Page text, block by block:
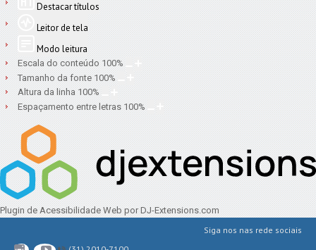
Destacar títulos
Leitor de tela
Modo leitura
Escala do conteúdo 100%
Tamanho da fonte 100%
Altura da linha 100%
Espaçamento entre letras 100%
Plugin de Acessibilidade Web por DJ-Extensions.com
Siga nos nas rede sociais